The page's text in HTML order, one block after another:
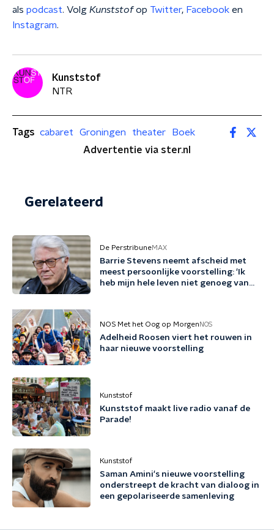
als podcast. Volg Kunststofop Twitter, Facebook en
Instagram.
Kunststof
NTR
Tags cabaret Groningen theater
Boek
Advertentie via ster.nl
Gerelateerd
De PerstribuneMAX
Barrie Stevens neemt afscheid met
meest persoonlijke voorstelling: 'Ik
heb mijn hele leven niet genoeg van
NOS Met het Oog op Morgen NOS
Adelheid Roosen viert het rouwen in
haar nieuwe voorstelling
Kunststof
Kunststof maakt live radio vanaf de
Parade!
Kunststof
Saman Amini's nieuwe voorstelling
onderstreept de kracht van dialoog in
een gepolariseerde samenleving